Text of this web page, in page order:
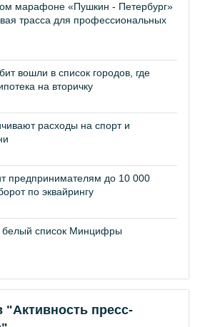
марафоне «Пушкин - Петербург»
трасса для профессиональных
вошли в список городов, где
на вторичку
расходы на спорт и
предпринимателям до 10 000
по эквайрингу
список Минцифры
"Активность пресс-